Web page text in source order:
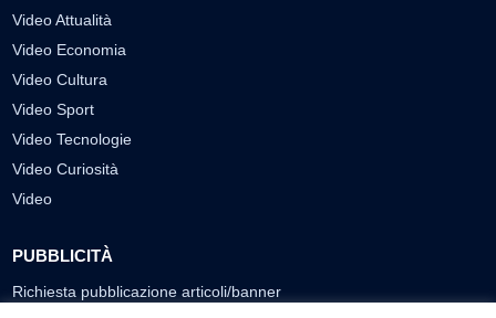
Video Attualità
Video Economia
Video Cultura
Video Sport
Video Tecnologie
Video Curiosità
Video
PUBBLICITÀ
Richiesta pubblicazione articoli/banner